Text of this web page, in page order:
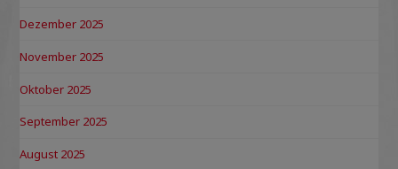
Dezember 2025
November 2025
Oktober 2025
September 2025
August 2025